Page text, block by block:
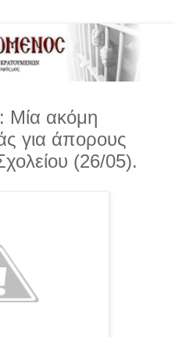
ακόμη
για άπορους
(26/05).